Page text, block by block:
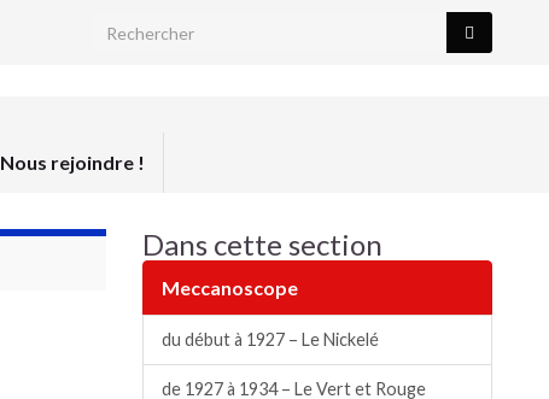
Search for:
Nous rejoindre !
Dans cette section
Meccanoscope
du début à 1927 – Le Nickelé
de 1927 à 1934 – Le Vert et Rouge